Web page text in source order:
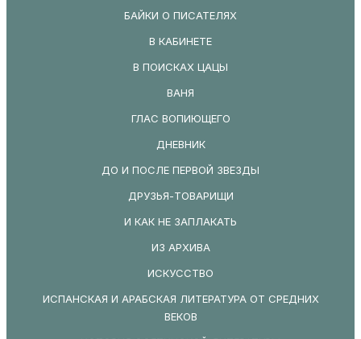
БАЙКИ О ПИСАТЕЛЯХ
В КАБИНЕТЕ
В ПОИСКАХ ЦАЦЫ
ВАНЯ
ГЛАС ВОПИЮЩЕГО
ДНЕВНИК
ДО И ПОСЛЕ ПЕРВОЙ ЗВЕЗДЫ
ДРУЗЬЯ-ТОВАРИЩИ
И КАК НЕ ЗАПЛАКАТЬ
ИЗ АРХИВА
ИСКУССТВО
ИСПАНСКАЯ И АРАБСКАЯ ЛИТЕРАТУРА ОТ СРЕДНИХ
ВЕКОВ